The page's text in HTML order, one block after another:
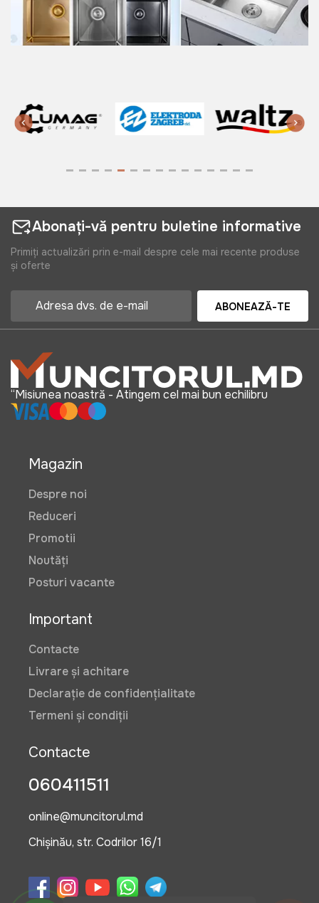
Abonați-vă pentru buletine informative
Primiți actualizări prin e-mail despre cele mai recente produse
și oferte
ABONEAZĂ-TE
“Misiunea noastră - Atingem cel mai bun echilibru
Magazin
Despre noi
Reduceri
Promotii
Noutăți
Posturi vacante
Important
Contacte
Livrare și achitare
Declarație de confidențialitate
Termeni și condiții
Contacte
060411511
online@muncitorul.md
Chișinău, str. Codrilor 16/1